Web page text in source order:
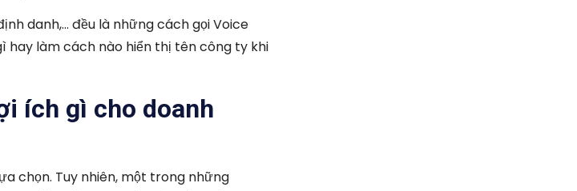
danh,… đều là những cách gọi Voice
hay làm cách nào hiển thị tên công ty khi
ích gì cho doanh
chọn. Tuy nhiên, một trong những